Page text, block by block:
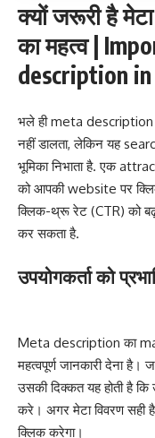
क्यों जरूरी है
का महत्व |
description
भले ही meta description
नहीं डालता, लेकिन यह
भूमिका निभाता है. एक
को आपकी website पर
क्लिक-थ्रू रेट (CTR) को
कर सकता है.
उपयोगकर्ता को
Meta description का
महत्वपूर्ण जानकारी देना
उसकी दिक्कत यह होती है
करे। अगर मेटा विवरण सही
क्लिक करेगा।